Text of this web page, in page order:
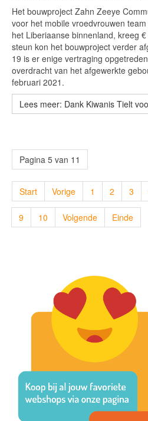
Het bouwproject Zahn Zeeye
voor het mobile vroedvrouwen
het Liberiaanse binnenland, kreeg
steun kon het bouwproject verder
19 is er enige vertraging
overdracht van het afgewerkte
februari 2021.
Lees meer: Dank Kiwanis Tielt
Pagina 5 van 11
Start Vorige 1 2 3
9 10 Volgende Einde